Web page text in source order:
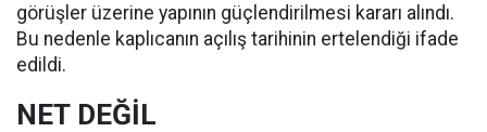
görüşler üzerine yapının güçlendirilmesi kararı alındı.
Bu nedenle kaplıcanın açılış tarihinin ertelendiği ifade
edildi.
NET DEĞİL